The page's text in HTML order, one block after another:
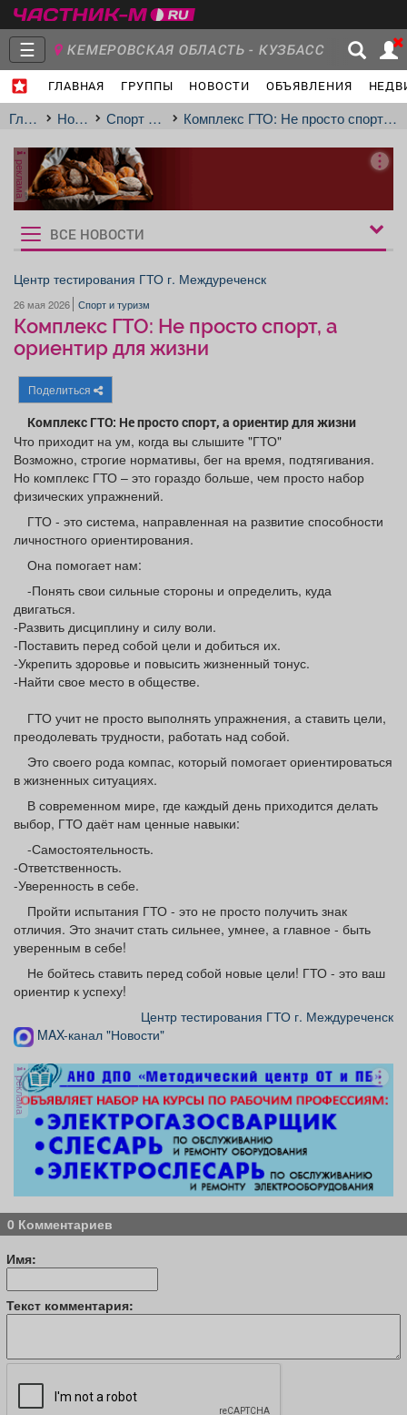
☰ КЕМЕРОВСКАЯ ОБЛАСТЬ - КУЗБАСС
ГЛАВНАЯ ГРУППЫ НОВОСТИ ОБЪЯВЛЕНИЯ
Главная
Группы Новости
Объявления Недвижимость Услуги
Работа Транспорт
Афиша Обучение Проекты
Товары Поздравления Погода
ТВ программа Я - пенсионер
Главная Новости Спорт и туризм Комплекс ГТО: Не просто спорт, а ориентир для жизни
реклама
Рукбрики
новостей
ВСЕ НОВОСТИ
Центр тестирования ГТО г. Междуреченск
26 мая 2026 Спорт и туризм
Комплекс ГТО: Не просто спорт, а
ориентир для жизни
Поделиться
Комплекс ГТО: Не просто спорт, а ориентир для жизни
Что приходит на ум, когда вы слышите "ГТО"
Возможно, строгие нормативы, бег на время, подтягивания.
Но комплекс ГТО – это гораздо больше, чем просто набор
физических упражнений.
ГТО - это система, направленная на развитие способности
личностного ориентирования.
Она помогает нам:
-Понять свои сильные стороны и определить, куда
двигаться.
-Развить дисциплину и силу воли.
-Поставить перед собой цели и добиться их.
-Укрепить здоровье и повысить жизненный тонус.
-Найти свое место в обществе.
ГТО учит не просто выполнять упражнения, а ставить цели,
преодолевать трудности, работать над собой.
Это своего рода компас, который помогает ориентироваться
в жизненных ситуациях.
В современном мире, где каждый день приходится делать
выбор, ГТО даёт нам ценные навыки:
-Самостоятельность.
-Ответственность.
-Уверенность в себе.
Пройти испытания ГТО - это не просто получить знак
отличия. Это значит стать сильнее, умнее, а главное - быть
уверенным в себе!
Не бойтесь ставить перед собой новые цели! ГТО - это ваш
ориентир к успеху!
Центр тестирования ГТО г. Междуреченск
MAX-канал "Новости"
реклама
0 Комментариев
Имя:
Текст комментария: